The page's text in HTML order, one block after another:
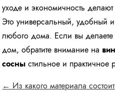
уходе и экономичность
Это универсальный, удобный
любого дома. Если вы делаете
дом, обратите внимание на
сосны стильное и практичное
← Из какого материала